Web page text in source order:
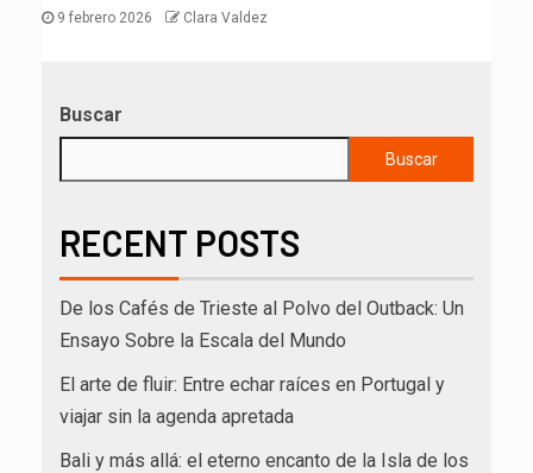
9 febrero 2026 Clara Valdez
Buscar
Buscar
RECENT POSTS
De los Cafés de Trieste al Polvo del Outback: Un
Ensayo Sobre la Escala del Mundo
El arte de fluir: Entre echar raíces en Portugal y
viajar sin la agenda apretada
Bali y más allá: el eterno encanto de la Isla de los